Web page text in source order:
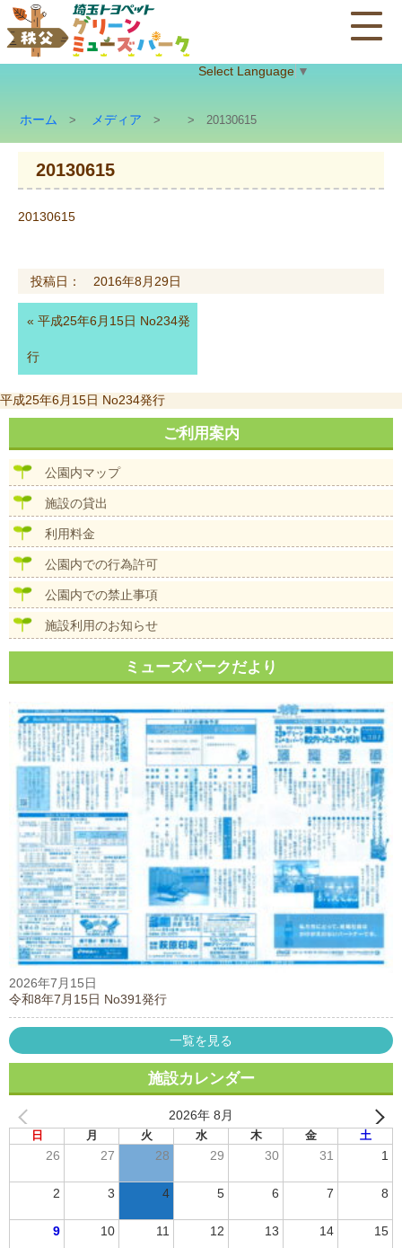
Select Language ▼
ホーム > メディア > > 20130615
20130615
20130615
投稿日： 2016年8月29日
« 平成25年6月15日 No234発
行
投
稿
ビ
平成25年6月15日 No234発行
ご利用案内
公園内マップ
施設の貸出
利用料金
公園内での行為許可
公園内での禁止事項
施設利用のお知らせ
ミューズパークだより
2026年7月15日
令和8年7月15日 No391発行
一覧を見る
施設カレンダー
2026年 8月
日 月 火 水 木 金 土
26 27 28 29 30 31 1
2 3 4 5 6 7 8
9 10 11 12 13 14 15